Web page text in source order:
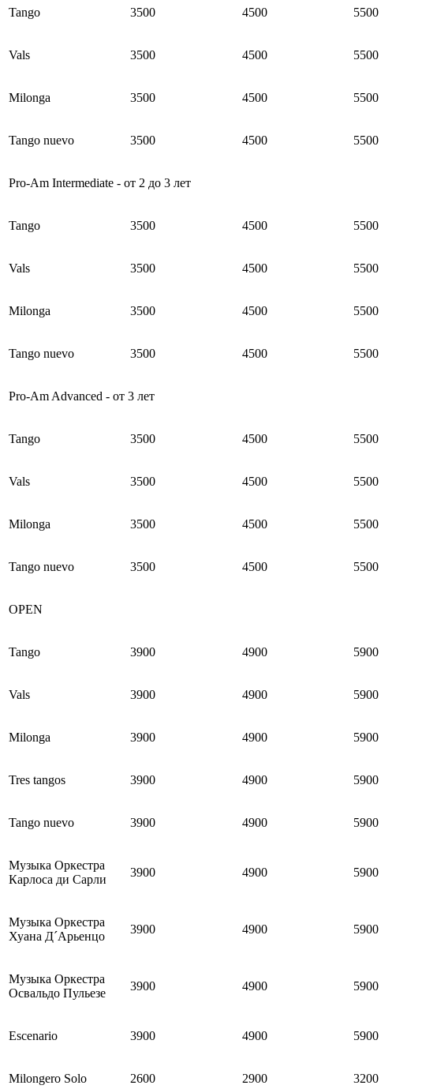
Tango 3500 4500 5500
Vals 3500 4500 5500
Milonga 3500 4500 5500
Tango nuevo 3500 4500 5500
Pro-Am Intermediate - от 2 до 3 лет
Tango 3500 4500 5500
Vals 3500 4500 5500
Milonga 3500 4500 5500
Tango nuevo 3500 4500 5500
Pro-Am Advanced - от 3 лет
Tango 3500 4500 5500
Vals 3500 4500 5500
Milonga 3500 4500 5500
Tango nuevo 3500 4500 5500
OPEN
Tango 3900 4900 5900
Vals 3900 4900 5900
Milonga 3900 4900 5900
Tres tangos 3900 4900 5900
Tango nuevo 3900 4900 5900
Музыка Оркестра
Карлоса ди Сарли
3900 4900 5900
Музыка Оркестра
Хуана Д´Арьенцо
3900 4900 5900
Музыка Оркестра
Освальдо Пульезе
3900 4900 5900
Escenario 3900 4900 5900
Milongero Solo 2600 2900 3200